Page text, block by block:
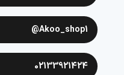
Akoo_shop1@
02133921424